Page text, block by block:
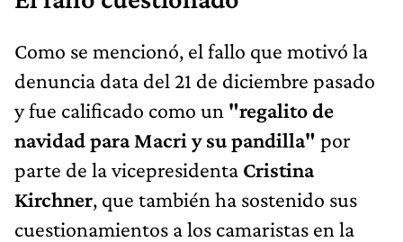
Como se mencionó, el fallo que motivó la
denuncia data del 21 de diciembre pasado
y fue calificado como un "regalito de
navidad para Macri y su pandilla" por
parte de la vicepresidenta Cristina
Kirchner, que también ha sostenido sus
cuestionamientos a los camaristas en la